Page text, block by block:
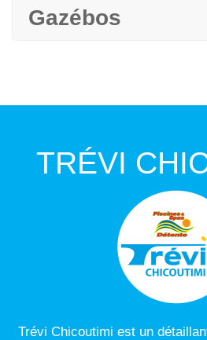
Gazébos
TRÉVI
Trévi Chicoutimi est un